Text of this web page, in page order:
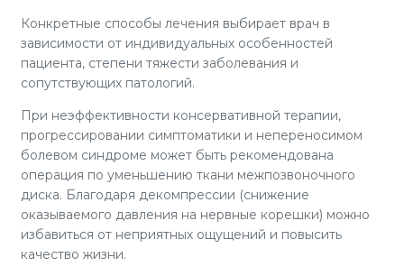
Конкретные способы лечения выбирает врач в
зависимости от индивидуальных особенностей
пациента, степени тяжести заболевания и
сопутствующих патологий.
При неэффективности консервативной терапии,
прогрессировании симптоматики и непереносимом
болевом синдроме может быть рекомендована
операция по уменьшению ткани межпозвоночного
диска. Благодаря декомпрессии (снижение
оказываемого давления на нервные корешки) можно
избавиться от неприятных ощущений и повысить
качество жизни.